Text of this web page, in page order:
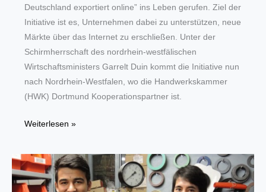
Deutschland exportiert online” ins Leben gerufen. Ziel der
Initiative ist es, Unternehmen dabei zu unterstützen, neue
Märkte über das Internet zu erschließen. Unter der
Schirmherrschaft des nordrhein-westfälischen
Wirtschaftsministers Garrelt Duin kommt die Initiative nun
nach Nordrhein-Westfalen, wo die Handwerkskammer
(HWK) Dortmund Kooperationspartner ist.
Digitale
sollen
Betriebe
wachsen
Weiterlesen »